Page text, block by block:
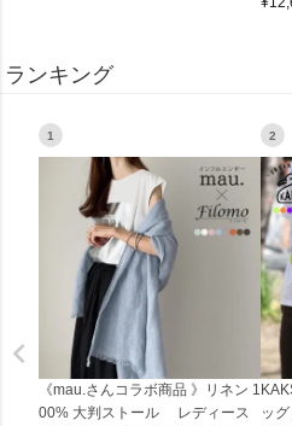
ランキング
1
《mau.さんコラボ商品 》リネン 1
00% 大判ストール レディース
2
ッ